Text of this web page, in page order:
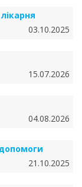
03.10.2025
15.07.2026
04.08.2026
21.10.2025